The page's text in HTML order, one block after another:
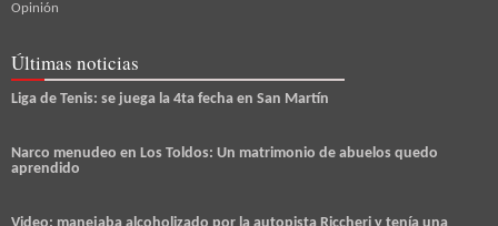
Opinión
Últimas noticias
Liga de Tenis: se juega la 4ta fecha en San Martín
Narco menudeo en Los Toldos: Un matrimonio de abuelos quedo
aprendido